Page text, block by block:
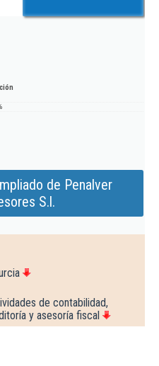
de Penalver
S.l.
de contabilidad,
y asesoría fiscal